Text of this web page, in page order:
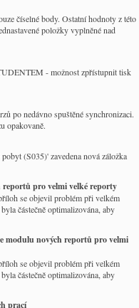
číselné body. Ostatní hodnoty z této
položky vyplněné nad
- možnost zpřístupnit tisk
po nedávno spuštěné synchronizaci.
opakovaně.
(S035)' zavedena nová záložka
pro velmi velké reporty
se objevil problém při velkém
částečně optimalizována, aby
modulu nových reportů pro velmi
se objevil problém při velkém
částečně optimalizována, aby
prací